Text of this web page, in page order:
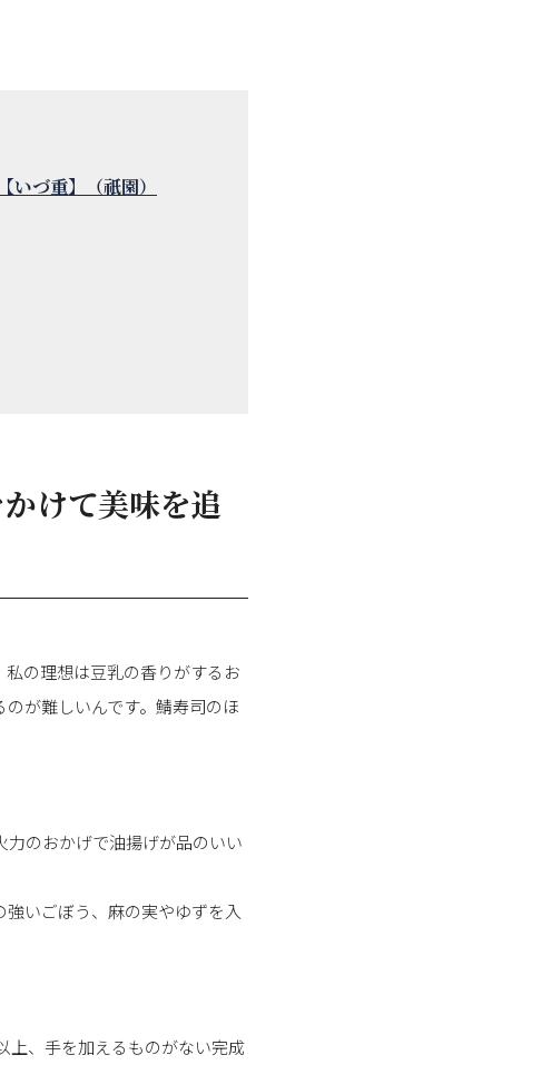
づ重】（祇園）
けて美味を追
私の理想は豆乳の香りがするお
が難しいんです。鯖寿司のほ
のおかげで油揚げが品のいい
強いごぼう、麻の実やゆずを入
上、手を加えるものがない完成